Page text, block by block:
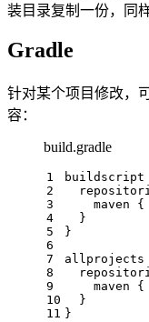
装目录复制一份，同
Gradle
针对某个项目修改，
容：
build.gradle
1
2
3
4
5
6
7
8
9
10
11
buildscript
maven {
  }
}
allprojects
maven {
  }
}